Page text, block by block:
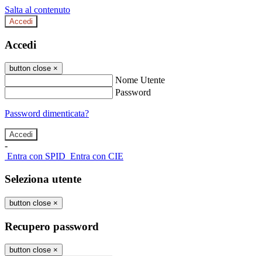
Salta al contenuto
Accedi
Accedi
button close ×
Nome Utente
Password
Password dimenticata?
-
Entra con SPID Entra con CIE
Seleziona utente
button close ×
Recupero password
button close ×